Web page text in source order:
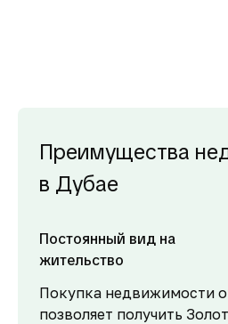
Преимущества
в Дубае
Постоянный вид на
жительство
Покупка недвижимости
позволяет получить